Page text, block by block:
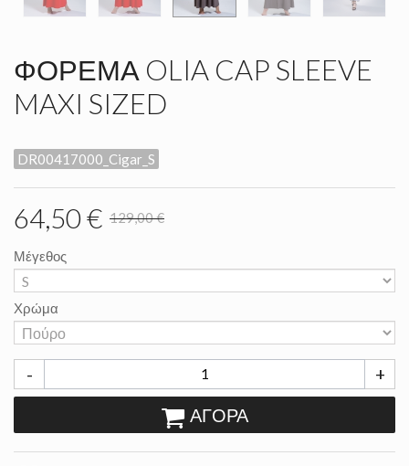
ΦΌΡΕΜΑ OLIA CAP SLEEVE
MAXI SIZED
DR00417000_Cigar_S
64,50 € 129,00 €
Μέγεθος
Χρώμα
- +
ΑΓΟΡΆ